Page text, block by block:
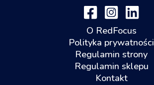
O RedFocus
Polityka prywatności
Regulamin strony
Regulamin sklepu
Kontakt